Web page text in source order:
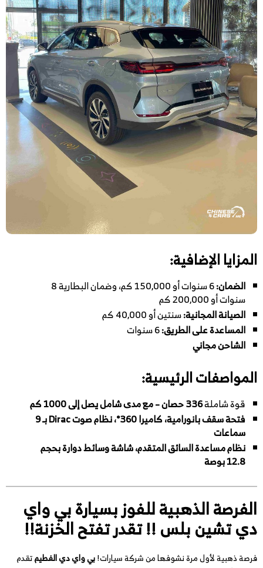
المزايا الإضافية:
الضمان:
6 سنوات أو 150,000 كم، وضمان البطارية 8
سنوات أو 200,000 كم
الصيانة المجانية:سنتين أو 40,000 كم
المساعدة على الطريق:
الشاحن مجاني
المواصفات الرئيسية:
قوة شاملة336 حصان – مع مدى شامل يصل إلى 1000 كم
فتحة سقف بانورامية، كاميرا 360°، نظام صوت Dirac بـ 9
سماعات
نظام مساعدة السائق المتقدم، شاشة وسائط دوارة بحجم
12.8 بوصة
الفرصة الذهبية للفوز بسيارة بي واي
دي تشين بلس !! تقدر تفتح الخزنة!!
فرصة ذهبية لأول مرة نشوفها من شركة سيارات!بي واي دي الفطيمتقدم